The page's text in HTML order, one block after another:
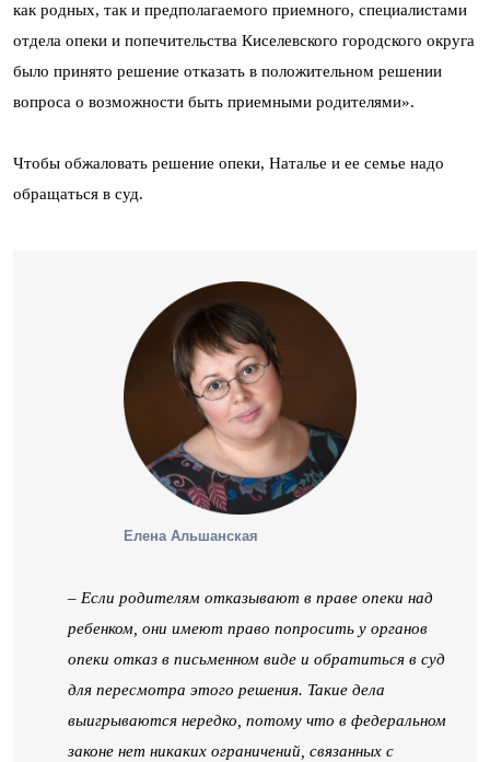
как родных, так и предполагаемого приемного, специалистами
отдела опеки и попечительства Киселевского городского округа
было принято решение отказать в положительном решении
вопроса о возможности быть приемными родителями».
Чтобы обжаловать решение опеки, Наталье и ее семье надо
обращаться в суд.
Елена Альшанская
– Если родителям отказывают в праве опеки над
ребенком, они имеют право попросить у органов
опеки отказ в письменном виде и обратиться в суд
для пересмотра этого решения. Такие дела
выигрываются нередко, потому что в федеральном
законе нет никаких ограничений, связанных с